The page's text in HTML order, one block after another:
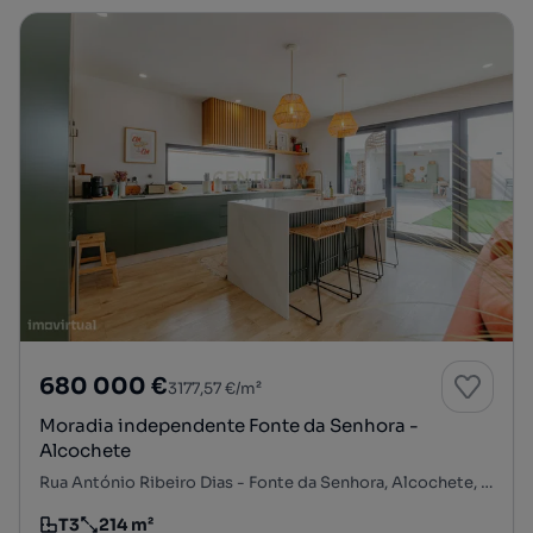
680 000 €3177,57 €/m²
Moradia independente Fonte da Senhora -
Alcochete
Rua António Ribeiro Dias - Fonte da Senhora, Alcochete, Alcochete, Setúbal
T3 214 m²